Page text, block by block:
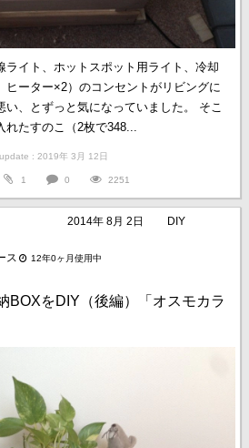
ライト、ホットスポット用ライト、冷却
ヒーター×2）のコンセントがリビングに
い、とずっと気になっていました。 そこ
れたすのこ（2枚で348...
: 2019年 3月 12日
1 0 2251
2014年 8月 2日
DIY
ス 12年0ヶ月使用中
BOXをDIY（後編）「オスモカラ